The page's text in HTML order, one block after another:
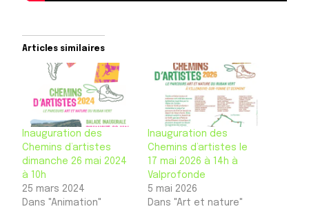
Articles similaires
Inauguration des
Chemins d’artistes
dimanche 26 mai 2024
à 10h
25 mars 2024
Dans "Animation"
Inauguration des
Chemins d’artistes le
17 mai 2026 à 14h à
Valprofonde
5 mai 2026
Dans "Art et nature"